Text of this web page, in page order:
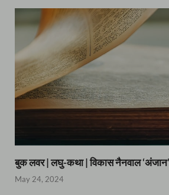
बुक लवर | लघु-कथा | विकास नैनवाल ‘अंजान’
May 24, 2024